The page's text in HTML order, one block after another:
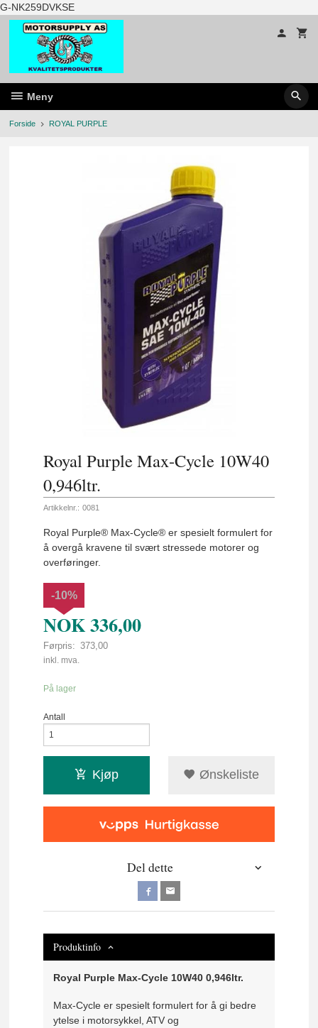
G-NK259DVKSEGå
til
innholdet
Meny
Forside ROYAL PURPLE
Royal Purple Max-Cycle 10W40
0,946ltr.
Artikkelnr.: 0081
Royal Purple® Max-Cycle® er spesielt formulert for
å overgå kravene til svært stressede motorer og
overføringer.
NOK336,00
Førpris: 373,00
Rabatt
-10%
inkl. mva.
På lager
Antall
Kjøp Ønskeliste
Del dette
Produktinfo
Royal Purple Max-Cycle 10W40 0,946ltr.
Max-Cycle er spesielt formulert for å gi bedre
ytelse i motorsykkel, ATV og